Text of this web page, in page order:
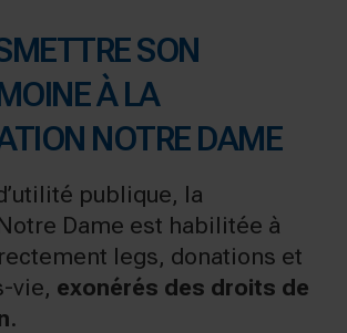
SON
À LA
NOTRE DAME
publique, la
Dame est habilitée à
legs, donations et
vie, exonérés des droits de
.